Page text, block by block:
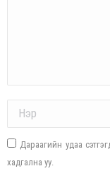
Дараагийн удаа
хадгална уу.